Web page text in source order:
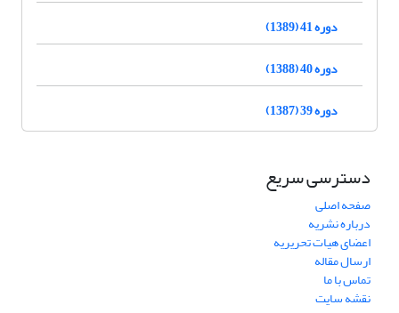
دوره 41 (1389)
دوره 40 (1388)
دوره 39 (1387)
دسترسی سریع
صفحه اصلی
درباره نشریه
اعضای هیات تحریریه
ارسال مقاله
تماس با ما
نقشه سایت